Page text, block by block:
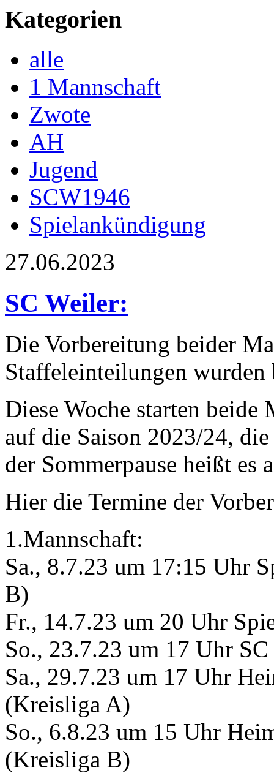
Kategorien
alle
1 Mannschaft
Zwote
AH
Jugend
SCW1946
Spielankündigung
27.06.2023
SC Weiler:
Die Vorbereitung beider
Staffeleinteilungen wurden
Diese Woche starten
auf die Saison 2023/24,
der Sommerpause heißt es
Hier die Termine der
1.Mannschaft:
Sa., 8.7.23 um 17:15 Uhr
B)
Fr., 14.7.23 um 20 Uhr
So., 23.7.23 um 17 Uhr
Sa., 29.7.23 um 17 Uhr
(Kreisliga A)
So., 6.8.23 um 15 Uhr
(Kreisliga B)